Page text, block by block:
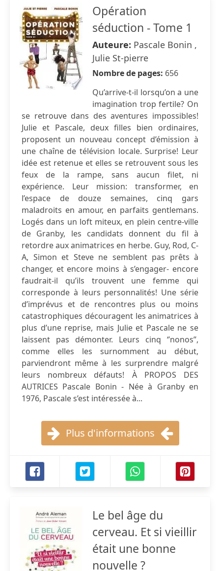
Opération
séduction - Tome 1
Auteure: Pascale Bonin ,
Julie St-pierre
Nombre de pages: 656
Qu’arrive-t-il lorsqu’on a une
imagination trop fertile? On
se retrouve dans des aventures impossibles!
Julie et Pascale, deux filles bien ordinaires,
proposent un nouveau concept d’émission à
une chaîne de télévision locale. Surprise! Leur
idée est retenue et elles se retrouvent sous les
feux de la rampe, sans aucun filet, ni
expérience. Leur mission: transformer, en
l’espace de douze semaines, cinq gars
maladroits en amour, en parfaits gentlemans.
Logés dans un loft miteux, en plein centre-ville
de Granby, les candidats donnent du fil à
retordre aux animatrices en herbe. Guy, Rod, C-
A, Simon et Steve ne semblent pas prêts à
changer, et encore moins à s’engager- encore
faudrait-il qu’ils trouvent une femme qui
corresponde à leurs personnalités! Une série
d’imprévus et de rencontres plus ou moins
catastrophiques découragent les animatrices à
plus d’une reprise, mais Julie et Pascale ne se
laissent pas démonter. Leurs cinq ‘’nonos’’,
comme elles les surnomment au début,
parviendront même à les surprendre malgré
leurs nombreux défauts! À PROPOS DES
AUTRICES Pascale Bonin - Née à Granby en
1976, Pascale s’est intéressée à...
Plus d'informations
Le bel âge du
cerveau. Et si vieillir
était une bonne
nouvelle ?